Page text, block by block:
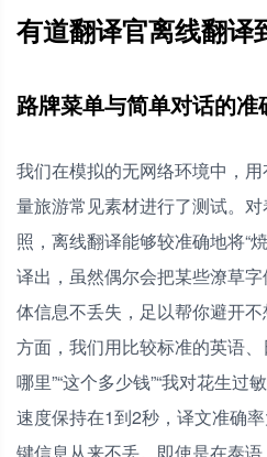
有道翻译官离线翻译
路牌菜单与简单对话的
我们在模拟的无网络环境中，
量旅游常见素材进行了测试。
照，离线翻译能够较准确地将“
译出，虽然偶尔会把某些潦草
体信息不丢失，足以帮你避开
方面，我们用比较标准的英语
哪里”“这个多少钱”“我对花生过
速度保持在1到2秒，译文准确